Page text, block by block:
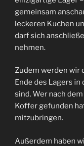
gemeinsam
leckeren Kuchen
darf sich
nehmen.
Zudem werden wir
Ende des Lagers
sind. Wer nach
Koffer gefunden
mitzubringen.
Außerdem haben